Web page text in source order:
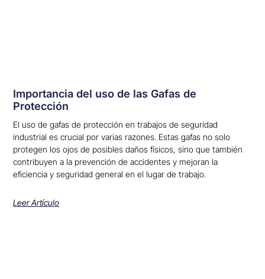
Importancia del uso de las Gafas de
Protección
El uso de gafas de protección en trabajos de seguridad
industrial es crucial por varias razones. Estas gafas no solo
protegen los ojos de posibles daños físicos, sino que también
contribuyen a la prevención de accidentes y mejoran la
eficiencia y seguridad general en el lugar de trabajo.
Leer Artículo